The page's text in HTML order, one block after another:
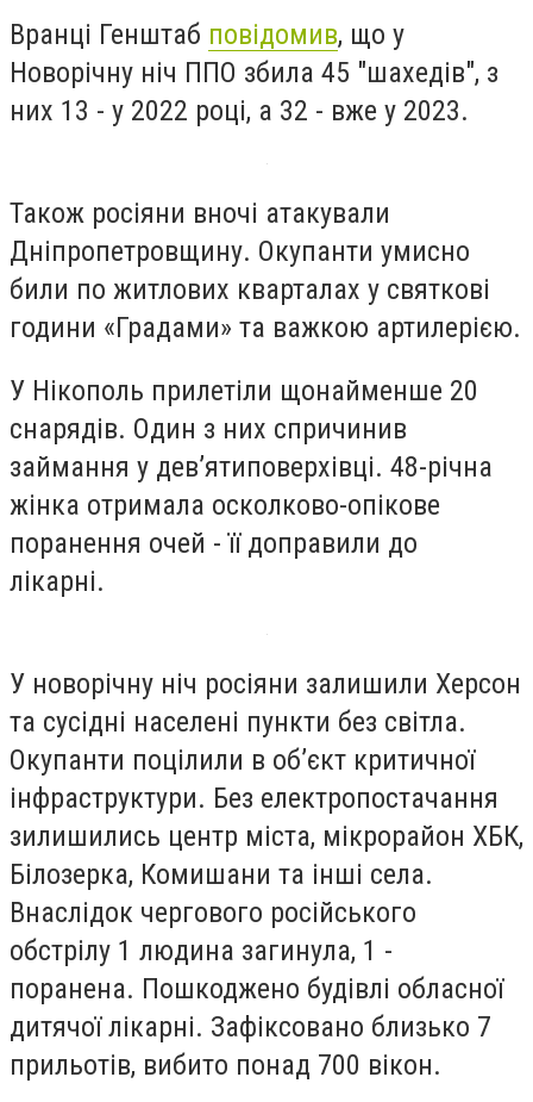
Вранці Генштаб повідомив, що у
Новорічну ніч ППО збила 45 "шахедів", з
них 13 - у 2022 році, а 32 - вже у 2023.
Також росіяни вночі атакували
Дніпропетровщину. Окупанти умисно
били по житлових кварталах у святкові
години «Градами» та важкою артилерією.
У Нікополь прилетіли щонайменше 20
снарядів. Один з них спричинив
займання у дев’ятиповерхівці. 48-річна
жінка отримала осколково-опікове
поранення очей - її доправили до
лікарні.
У новорічну ніч росіяни залишили Херсон
та сусідні населені пункти без світла.
Окупанти поцілили в об’єкт критичної
інфраструктури. Без електропостачання
зилишились центр міста, мікрорайон ХБК,
Білозерка, Комишани та інші села.
Внаслідок чергового російського
обстрілу 1 людина загинула, 1 -
поранена. Пошкоджено будівлі обласної
дитячої лікарні. Зафіксовано близько 7
прильотів, вибито понад 700 вікон.